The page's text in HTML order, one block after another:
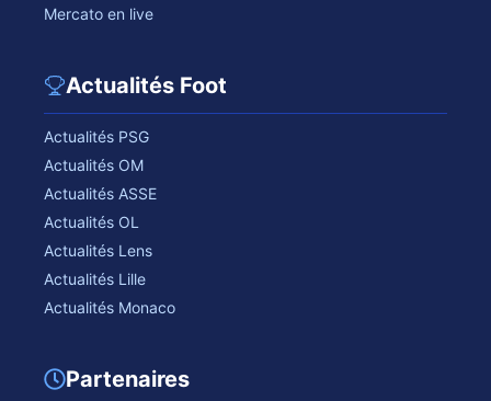
Mercato en live
Actualités Foot
Actualités PSG
Actualités OM
Actualités ASSE
Actualités OL
Actualités Lens
Actualités Lille
Actualités Monaco
Partenaires